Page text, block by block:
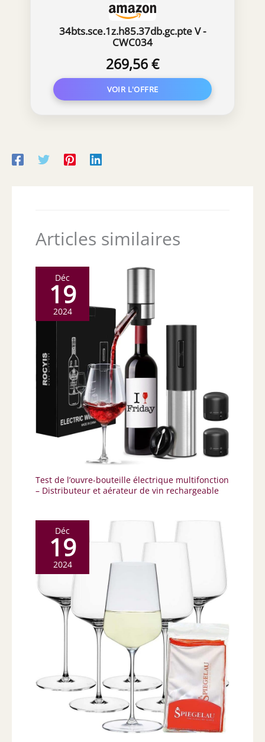
34bts.sce.1z.h85.37db.gc.pte V -
CWC034
269,56 €
Articles similaires
Déc
19
2024
Test de l’ouvre-bouteille électrique multifonction
– Distributeur et aérateur de vin rechargeable
Déc
19
2024